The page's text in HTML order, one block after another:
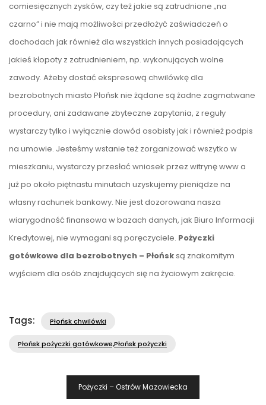
comiesięcznych zysków, czy też jakie są zatrudnione „na
czarno” i nie mają możliwości przedłożyć zaświadczeń o
dochodach jak również dla wszystkich innych posiadających
jakieś kłopoty z zatrudnieniem, np. wykonujących wolne
zawody. Ażeby dostać ekspresową chwilówkę dla
bezrobotnych miasto Płońsk nie żądane są żadne zagmatwane
procedury, ani zadawane zbyteczne zapytania, z reguły
wystarczy tylko i wyłącznie dowód osobisty jak i również podpis
na umowie. Jesteśmy wstanie też zorganizować wszytko w
mieszkaniu, wystarczy przesłać wniosek przez witrynę www a
już po około piętnastu minutach uzyskujemy pieniądze na
własny rachunek bankowy. Nie jest dozorowana nasza
wiarygodność finansowa w bazach danych, jak Biuro Informacji
Kredytowej, nie wymagani są poręczyciele. Pożyczki
gotówkowe dla bezrobotnych – Płońsksą znakomitym
wyjściem dla osób znajdujących się na życiowym zakręcie.
Tags: Płońsk chwilówki
Płońsk pożyczki gotówkowe,Płońsk pożyczki
NawigacjaPożyczki – Ostrów Mazowiecka